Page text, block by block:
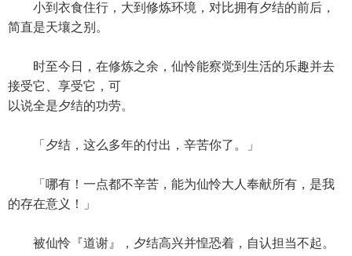
小到衣食住行，大到修炼环境，对比拥有夕结的前后，
简直是天壤之别。
时至今日，在修炼之余，仙怜能察觉到生活的乐趣并去
接受它、享受它，可
以说全是夕结的功劳。
「夕结，这么多年的付出，辛苦你了。」
「哪有！一点都不辛苦，能为仙怜大人奉献所有，是我
的存在意义！」
被仙怜『道谢』，夕结高兴并惶恐着，自认担当不起。